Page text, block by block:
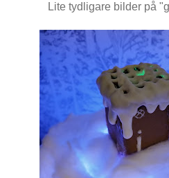
Lite tydligare bilder på